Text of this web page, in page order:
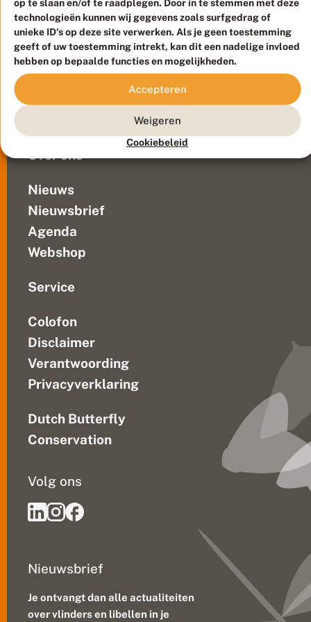
op te slaan en/of te raadplegen. Door in te stemmen met deze
technologieën kunnen wij gegevens zoals surfgedrag of
unieke ID's op deze site verwerken. Als je geen toestemming
geeft of uw toestemming intrekt, kan dit een nadelige invloed
hebben op bepaalde functies en mogelijkheden.
Accepteren
Weigeren
Cookiebeleid
Contact
Veelgestelde vragen
Over ons
Nieuws
Nieuwsbrief
Agenda
Webshop
Service
Colofon
Disclaimer
Verantwoording
Privacyverklaring
Dutch Butterfly
Conservation
Nieuwsbrief
Je ontvangt dan alle actualiteiten
over vlinders en libellen in je
Volg ons
Duurzaam ontwikkeld doorGo2People, ontworpen door
Blue Field Agency
Privacy
Disclaimer